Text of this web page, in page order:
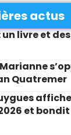
actus
livre et
Quatremer
et bondit